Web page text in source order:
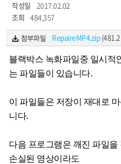
작성일
2017.02.02
조회 484,357
RepaireMP4.zip
블랙박스 녹화파일중 일시적
는 파일들이 있습니다.
이 파일들은 저장이 재대로
니다.
다음 프로그램은 깨진 파일
손실된 영상이라도